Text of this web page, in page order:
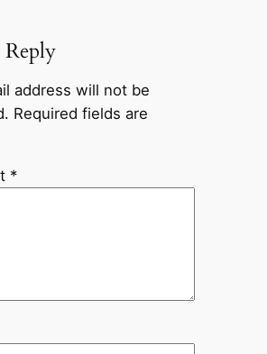
Reply
address will not be
Required fields are
*